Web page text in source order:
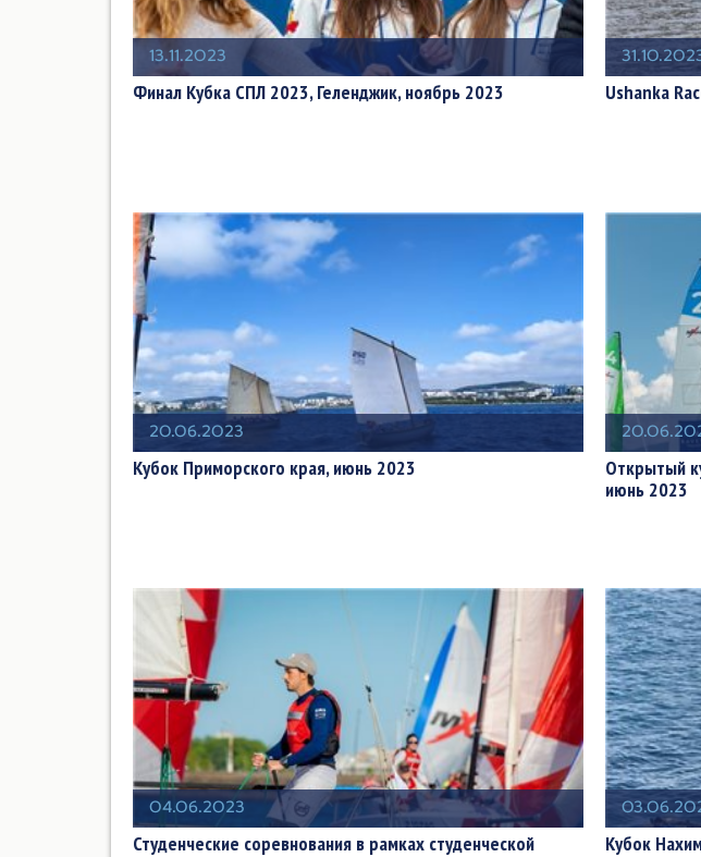
13.11.2023
Финал Кубка СПЛ 2023, Геленджик, ноябрь 2023 Ushanka
20.06.2023
Кубок Приморского края, июнь 2023
Открытый
июнь 2023
04.06.2023
Студенческие соревнования в рамках студенческой
Кубок